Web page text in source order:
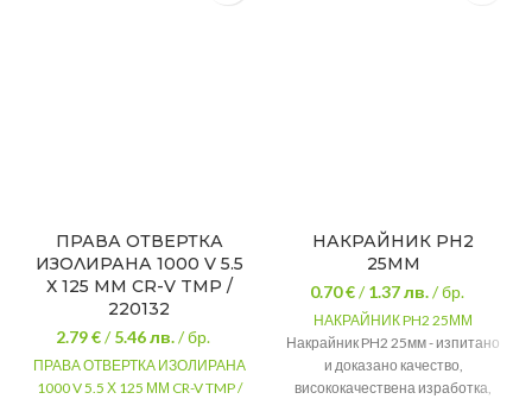
ПРАВА ОТВЕРТКА
ИЗОЛИРАНА 1000 V 5.5
Х 125 ММ CR-V TMP /
220132
2.79 €/5.46лв./ бр.
ПРАВА ОТВЕРТКА ИЗОЛИРАНА
1000 V 5.5 Х 125 ММ CR-V TMP /
НАКРАЙНИК PH2
25ММ
0.70 €/1.37лв./ бр.
НАКРАЙНИК PH2 25ММ
Накрайник PH2 25мм - изпитано
и доказано качество,
висококачествена изработка,